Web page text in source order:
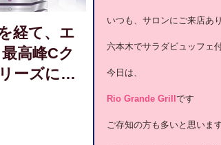
経て、エ
高峰Cク
ーズに新
いつも、サロンにご来店あ
六本木でサラダビュッフェ
今日は、
Rio Grande Grill です
ご存知の方も多いと思いま